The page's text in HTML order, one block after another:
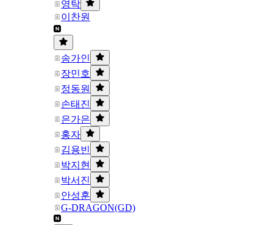
영탁
이찬원
송가인
장민호
정동원
손태진
은가은
홍자
김용빈
박지현
박서진
안성훈
G-DRAGON(GD)